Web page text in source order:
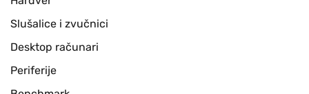
Slušalice i zvučnici
Desktop računari
Periferije